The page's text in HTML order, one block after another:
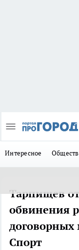
Интересное
Тарпищев
обвинения
Спорт